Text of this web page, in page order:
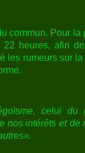
commun. Pour la
heures, afin
les rumeurs sur
celui du
nos intérêts et de